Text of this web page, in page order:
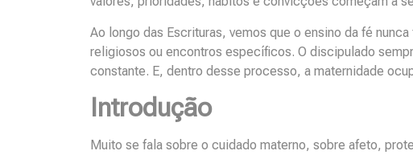
Ao longo das Escrituras, vemos que o ensino da fé
religiosos ou encontros específicos. O discipulado
constante. E, dentro desse processo, a maternidade
Introdução
Muito se fala sobre o cuidado materno, sobre afeto,